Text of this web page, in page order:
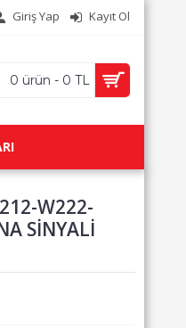
Giriş Yap Kayıt Ol
0 ürün - 0 TL
W222-
SİNYALİ